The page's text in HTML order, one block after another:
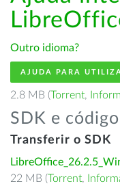
Outro idioma?
AJUDA PARA
2.8 MB (Torrent,
SDK e
Transferir o SDK
22 MB (Torrent,